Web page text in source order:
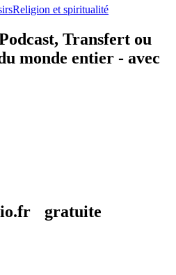
Religion et spiritualité
Transfert ou
monde entier - avec
gratuite